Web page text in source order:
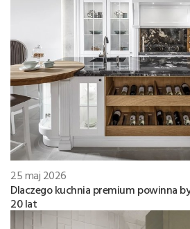
25 maj 2026
Dlaczego kuchnia premium powinna
20 lat